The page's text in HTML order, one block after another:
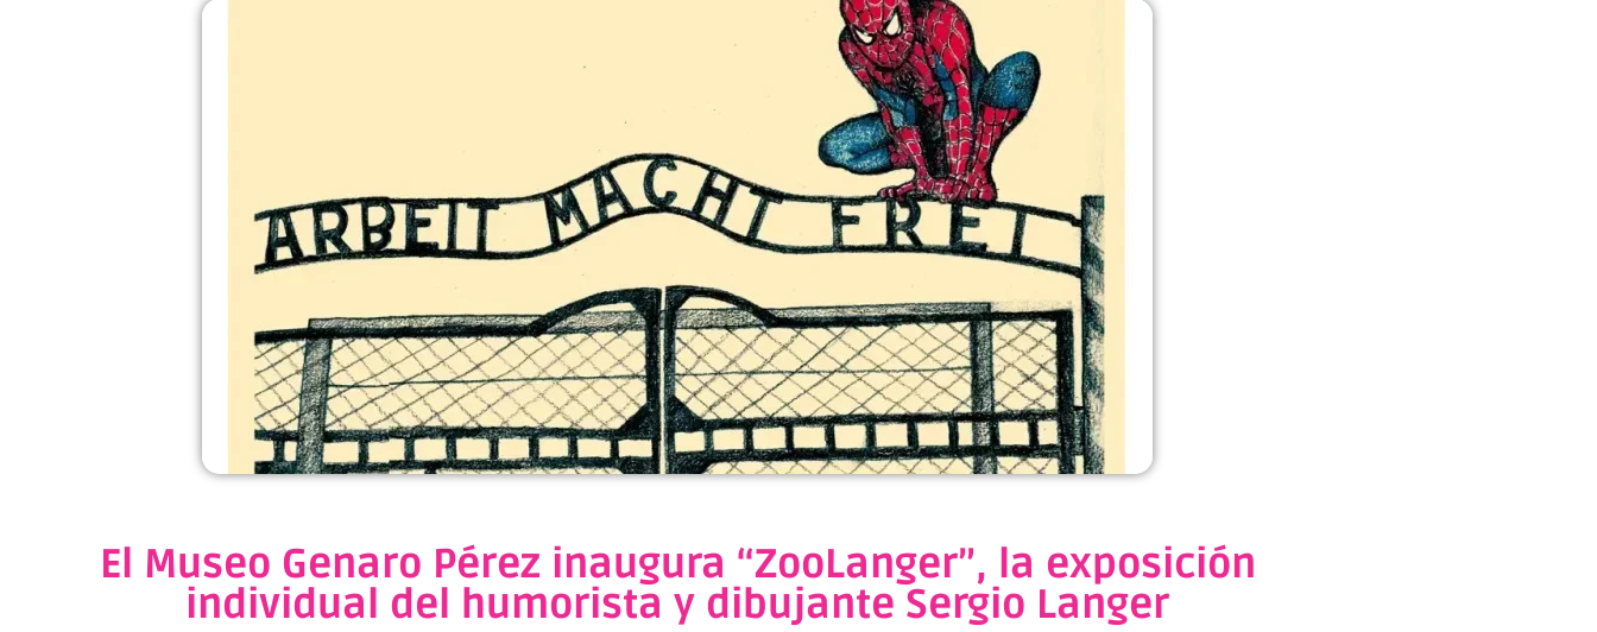
El Museo Genaro Pérez inaugura “ZooLanger”, la exposición
individual del humorista y dibujante Sergio Langer